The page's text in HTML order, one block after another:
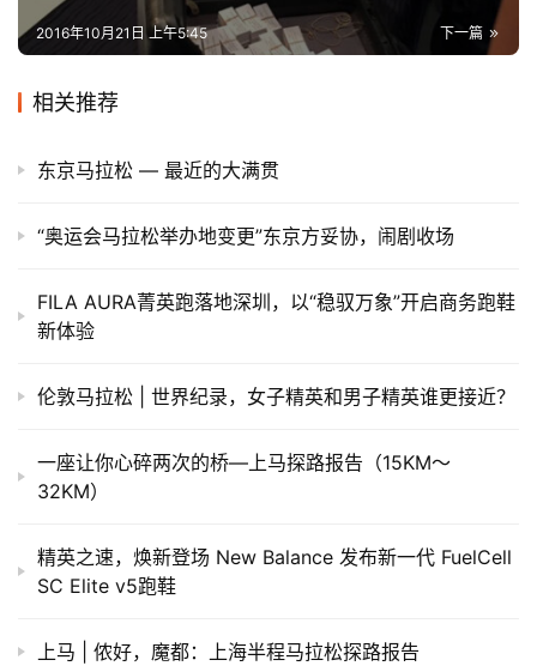
下一篇
2016年10月21日 上午5:45
相关推荐
东京马拉松 — 最近的大满贯
“奥运会马拉松举办地变更”东京方妥协，闹剧收场
FILA AURA菁英跑落地深圳，以“稳驭万象”开启商务跑鞋
新体验
伦敦马拉松 | 世界纪录，女子精英和男子精英谁更接近？
​一座让你心碎两次的桥—上马探路报告（15KM～
32KM）
精英之速，焕新登场 New Balance 发布新一代 FuelCell
SC Elite v5跑鞋
上马 | 侬好，魔都：上海半程马拉松探路报告